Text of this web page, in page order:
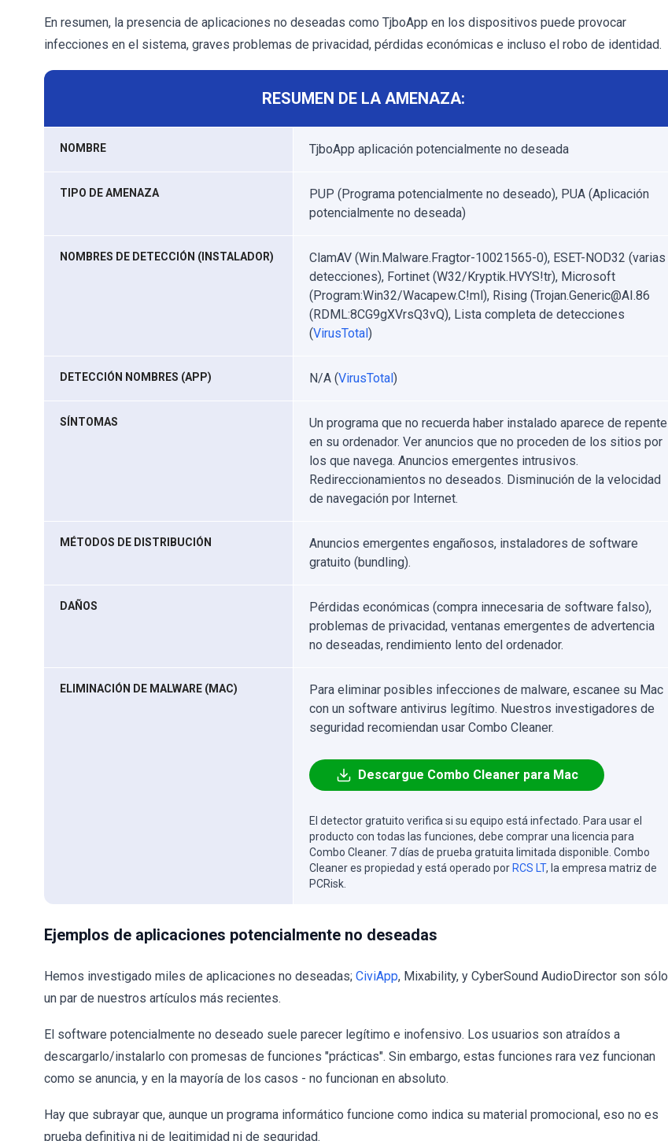
En resumen, la presencia de aplicaciones no deseadas como TjboApp en los dispositivos puede provocar
infecciones en el sistema, graves problemas de privacidad, pérdidas económicas e incluso el robo de identidad.
RESUMEN DE LA AMENAZA:
NOMBRE TjboApp aplicación potencialmente no deseada
TIPO DE AMENAZA
PUP (Programa potencialmente no deseado), PUA (Aplicación
potencialmente no deseada)
NOMBRES DE DETECCIÓN (INSTALADOR)
ClamAV (Win.Malware.Fragtor-10021565-0), ESET-NOD32 (varias
detecciones), Fortinet (W32/Kryptik.HVYS!tr), Microsoft
(Program:Win32/Wacapew.C!ml), Rising (Trojan.Generic@AI.86
(RDML:8CG9gXVrsQ3vQ), Lista completa de detecciones
(VirusTotal)
DETECCIÓN NOMBRES (APP) N/A (VirusTotal)
SÍNTOMAS
Un programa que no recuerda haber instalado aparece de repente
en su ordenador. Ver anuncios que no proceden de los sitios por
los que navega. Anuncios emergentes intrusivos.
Redireccionamientos no deseados. Disminución de la velocidad
de navegación por Internet.
MÉTODOS DE DISTRIBUCIÓN
Anuncios emergentes engañosos, instaladores de software
gratuito (bundling).
DAÑOS
Pérdidas económicas (compra innecesaria de software falso),
problemas de privacidad, ventanas emergentes de advertencia
no deseadas, rendimiento lento del ordenador.
ELIMINACIÓN DE MALWARE (MAC)
Para eliminar posibles infecciones de malware, escanee su Mac
con un software antivirus legítimo. Nuestros investigadores de
seguridad recomiendan usar Combo Cleaner.
Descargue Combo Cleaner para Mac
El detector gratuito verifica si su equipo está infectado. Para usar el
producto con todas las funciones, debe comprar una licencia para
Combo Cleaner. 7 días de prueba gratuita limitada disponible. Combo
Cleaner es propiedad y está operado por RCS LT, la empresa matriz de
PCRisk.
Ejemplos de aplicaciones potencialmente no deseadas
Hemos investigado miles de aplicaciones no deseadas; CiviApp, Mixability, y CyberSound AudioDirector son sólo
un par de nuestros artículos más recientes.
El software potencialmente no deseado suele parecer legítimo e inofensivo. Los usuarios son atraídos a
descargarlo/instalarlo con promesas de funciones "prácticas". Sin embargo, estas funciones rara vez funcionan
como se anuncia, y en la mayoría de los casos - no funcionan en absoluto.
Hay que subrayar que, aunque un programa informático funcione como indica su material promocional, eso no es
prueba definitiva ni de legitimidad ni de seguridad.